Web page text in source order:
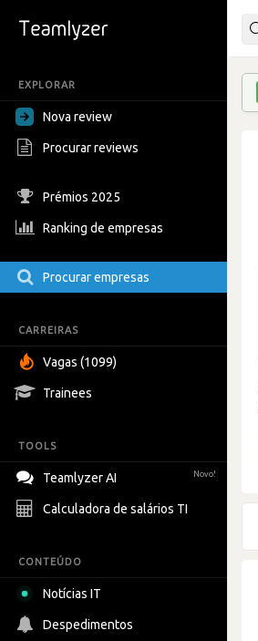
EXPLORAR
Nova review
Procurar reviews
Prémios 2025
Ranking de empresas
Procurar empresas
CARREIRAS
Vagas (1099)
Trainees
TOOLS
Teamlyzer AI Novo!
Calculadora de salários TI
CONTEÚDO
Notícias IT
Despedimentos